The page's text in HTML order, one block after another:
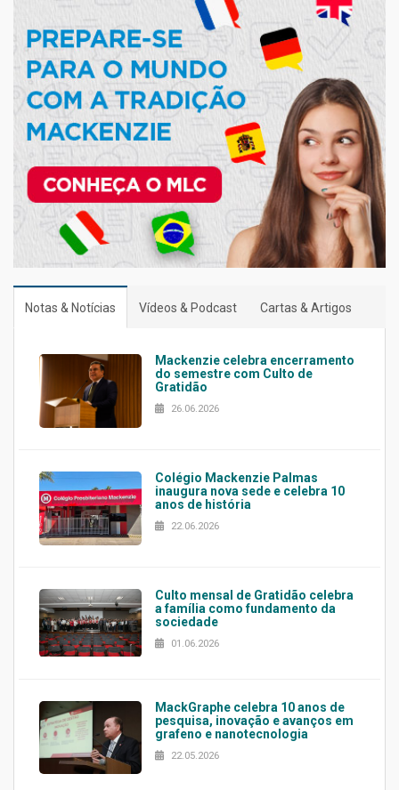
Notas & Notícias Vídeos & Podcast Cartas & Artigos
Mackenzie celebra encerramento
do semestre com Culto de
Gratidão
26.06.2026
Colégio Mackenzie Palmas
inaugura nova sede e celebra 10
anos de história
22.06.2026
Culto mensal de Gratidão celebra
a família como fundamento da
sociedade
01.06.2026
MackGraphe celebra 10 anos de
pesquisa, inovação e avanços em
grafeno e nanotecnologia
22.05.2026